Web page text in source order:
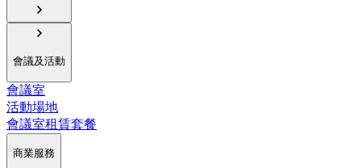
會議及活動
會議室
活動場地
會議室租賃套餐
商業服務